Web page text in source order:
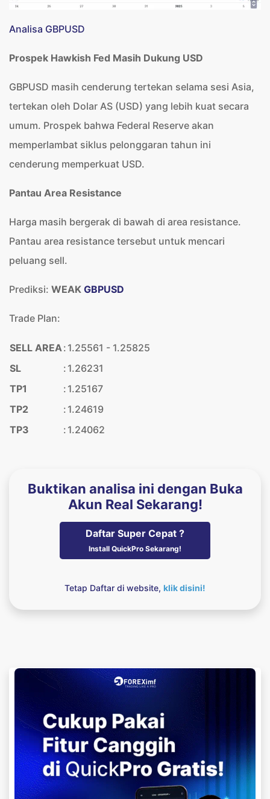
Analisa GBPUSD
Prospek Hawkish Fed Masih Dukung USD
GBPUSD masih cenderung tertekan selama sesi Asia,
tertekan oleh Dolar AS (USD) yang lebih kuat secara
umum. Prospek bahwa Federal Reserve akan
memperlambat siklus pelonggaran tahun ini
cenderung memperkuat USD.
Pantau Area Resistance
Harga masih bergerak di bawah di area resistance.
Pantau area resistance tersebut untuk mencari
peluang sell.
Prediksi: WEAK GBPUSD
Trade Plan:
SELL AREA : 1.25561 - 1.25825
SL
: 1.26231
TP1
: 1.25167
TP2
: 1.24619
TP3
: 1.24062
Buktikan analisa ini dengan Buka
Akun Real Sekarang!
Daftar Super Cepat ?
Install QuickPro Sekarang!
Tetap Daftar di website, klik disini!